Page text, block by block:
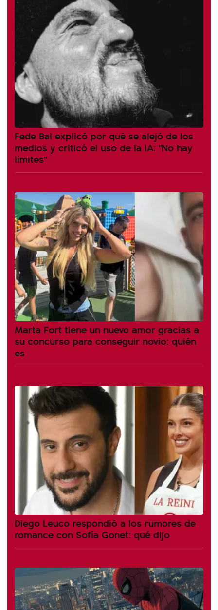
Fede Bal explicó por qué se alejó de los
medios y criticó el uso de la IA: "No hay
límites"
Marta Fort tiene un nuevo amor gracias a
su concurso para conseguir novio: quién
es
Diego Leuco respondió a los rumores de
romance con Sofía Gonet: qué dijo